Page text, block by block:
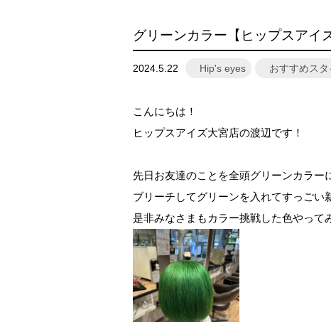
グリーンカラー【ヒップスアイ
2024.5.22 Hip's eyes おすすめス
こんにちは！
ヒップスアイズ大宮店の渡辺です！
先日お友達のことを全頭グリーンカラー
ブリーチしてグリーンを入れてすっごい
是非みなさまもカラー挑戦した色やって